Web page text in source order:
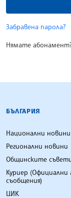
Забравена парола?
Нямате
БЪЛГАРИЯ
Национални новини
Регионални новини
Общинските
Куриер (Официални
съобщения)
ЦИК